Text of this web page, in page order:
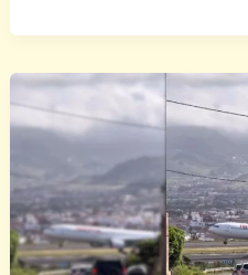
podwoziem
dramatyczny
Gran
Canaria
na
Teneryfę